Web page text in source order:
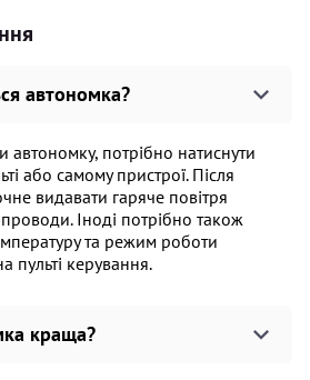
автономка?
автономку, потрібно натиснути
або самому пристрої. Після
видавати гаряче повітря
Іноді потрібно також
та режим роботи
пульті керування.
краща?